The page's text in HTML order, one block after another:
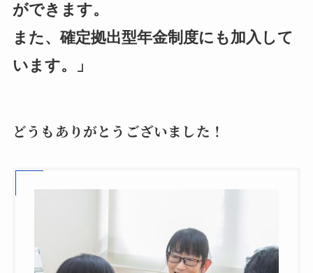
ができます。
また、確定拠出型年金制度にも加入して
います。」
どうもありがとうございました！